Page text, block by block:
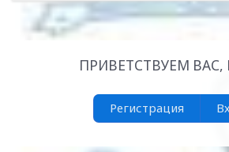
ПРИВЕТСТВУЕМ ВАС,
Регистрация